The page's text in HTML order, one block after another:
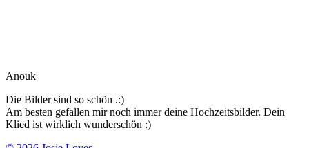
Anouk
Die Bilder sind so schön .:)
Am besten gefallen mir noch immer deine Hochzeitsbilder. Dein
Klied ist wirklich wunderschön :)